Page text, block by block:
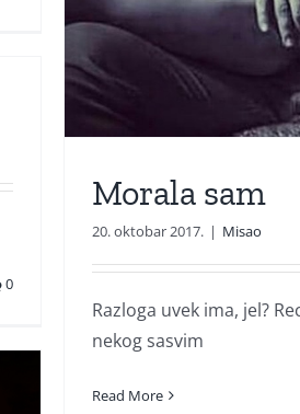
Morala sam
20. oktobar 2017. | Misao
Razloga uvek ima, jel?
nekog sasvim
Read More
0